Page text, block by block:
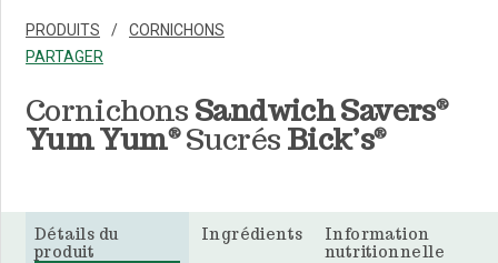
PRODUITS
CORNICHONS
PARTAGER
Cornichons Sandwich Savers®
Yum Yum®Sucrés Bick’s®
Détails du
produit
Ingrédients
Information
nutritionnelle